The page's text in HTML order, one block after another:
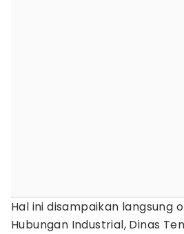
Hal ini disampaikan langsung
Hubungan Industrial, Dinas